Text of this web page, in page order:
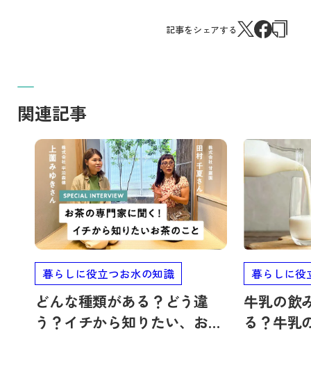
記事をシェアする
関連記事
暮らしに役立つお水の知識
どんな種類がある？どう違
う？イチから知りたい、お茶
記事を読む
暮らしに役
牛乳の飲
る？牛乳
記事を読む